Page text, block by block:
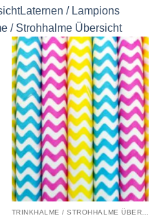
Laternen / Lampions
/ Strohhalme Übersicht